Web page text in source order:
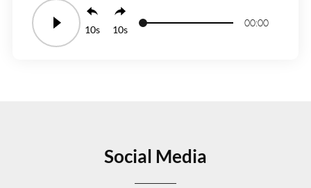
10 10
00:00
Social Media